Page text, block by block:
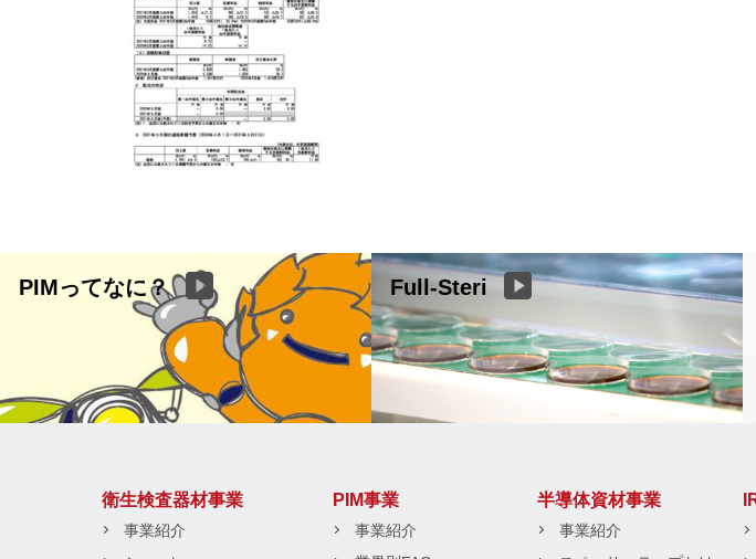
PIMってなに？ Full-Steri
衛生検査器材事業
事業紹介
PIM事業
事業紹介
半導体資材事業
事業紹介